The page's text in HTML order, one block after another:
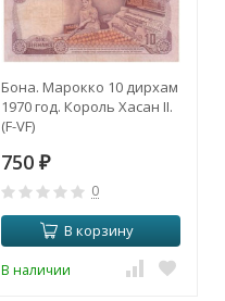
Бона. Марокко 10 дирхам
1970 год. Король Хасан II.
(F-VF)
750 ₽
0
В корзину
В наличии